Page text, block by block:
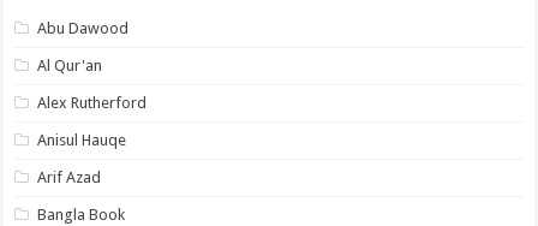
Abu Dawood
Al Qur'an
Alex Rutherford
Anisul Hauqe
Arif Azad
Bangla Book